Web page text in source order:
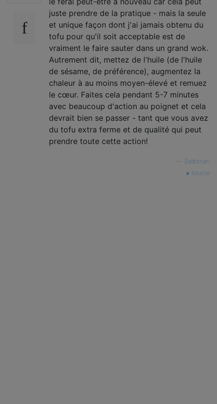
juste prendre de la pratique - mais la seule
et unique façon dont j'ai jamais obtenu du
tofu pour qu'il soit acceptable est de
vraiment le faire sauter dans un grand wok.
Autrement dit, mettez de l'huile (de l'huile
de sésame, de préférence), augmentez la
chaleur à au moins moyen-élevé et remuez
le cœur. Faites cela pendant 5-7 minutes
avec beaucoup d'action au poignet et cela
devrait bien se passer - tant que vous avez
du tofu extra ferme et de qualité qui peut
prendre toute cette action!
Zelbinian
source